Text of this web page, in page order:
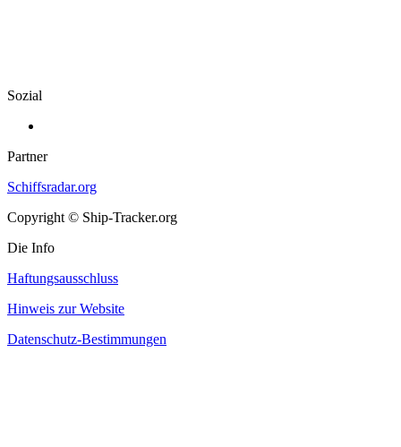
Sozial
Partner
Schiffsradar.org
Copyright © Ship-Tracker.org
Die Info
Haftungsausschluss
Hinweis zur Website
Datenschutz-Bestimmungen